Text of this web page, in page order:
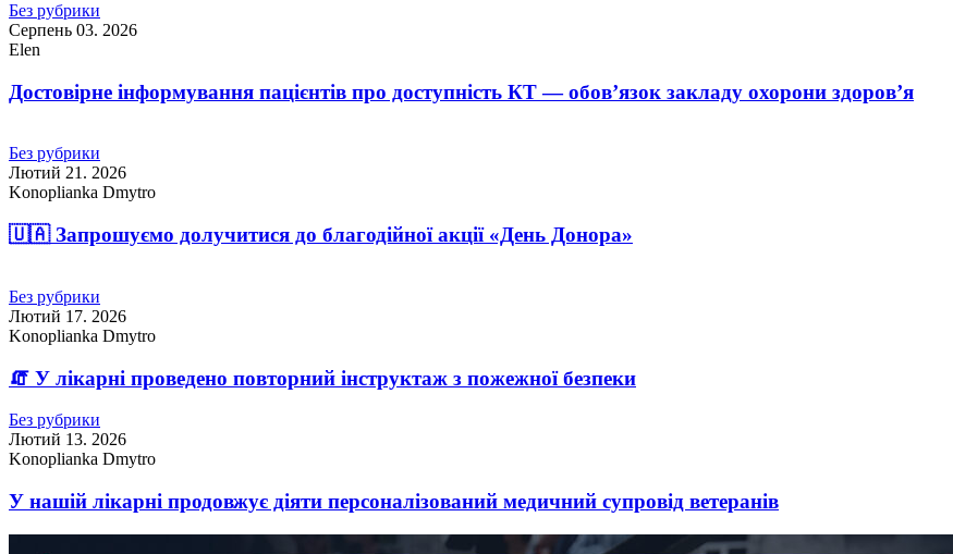
Без рубрики
Серпень 03. 2026
Elen
Достовірне інформування пацієнтів про доступність КТ — обов’язок закладу охорони здоров’я
Без рубрики
Лютий 21. 2026
Konoplianka Dmytro
🇺🇦 Запрошуємо долучитися до благодійної акції «День Донора»
Без рубрики
Лютий 17. 2026
Konoplianka Dmytro
🧯 У лікарні проведено повторний інструктаж з пожежної безпеки
Без рубрики
Лютий 13. 2026
Konoplianka Dmytro
У нашій лікарні продовжує діяти персоналізований медичний супровід ветеранів